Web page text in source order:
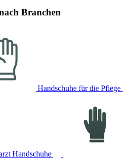
Branchen
Handschuhe für die Pflege
Handschuhe